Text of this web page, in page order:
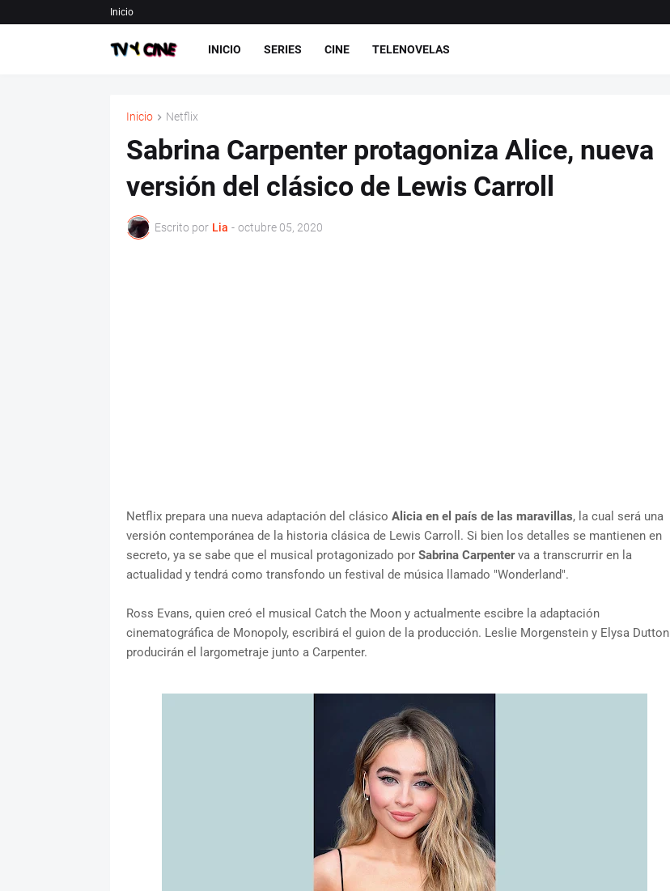
Inicio
INICIO SERIES CINE TELENOVELAS
Inicio Netflix
Sabrina Carpenter protagoniza Alice, nueva
versión del clásico de Lewis Carroll
Escrito por Lia - octubre 05, 2020
Netflix prepara una nueva adaptación del clásico Alicia en el país de las maravillas, la cual será una
versión contemporánea de la historia clásica de Lewis Carroll. Si bien los detalles se mantienen en
secreto, ya se sabe que el musical protagonizado por Sabrina Carpenterva a transcrurrir en la
actualidad y tendrá como transfondo un festival de música llamado "Wonderland".
Ross Evans, quien creó el musical Catch the Moon y actualmente escibre la adaptación
cinematográfica de Monopoly, escribirá el guion de la producción. Leslie Morgenstein y Elysa Dutton
producirán el largometraje junto a Carpenter.